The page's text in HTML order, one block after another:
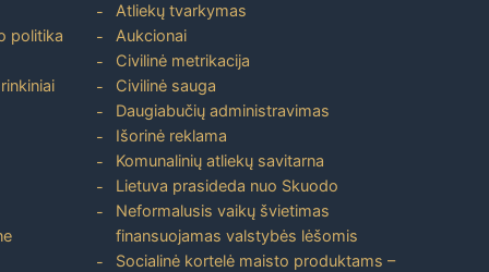
politika
Atliekų tvarkymas
Aukcionai
Civilinė metrikacija
Civilinė sauga
Daugiabučių administravimas
Išorinė reklama
Komunalinių atliekų savitarna
Lietuva prasideda nuo Skuodo
Neformalusis vaikų švietimas
finansuojamas valstybės lėšomis
Socialinė kortelė maisto produktams –